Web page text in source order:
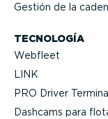
Gestión de la
TECNOLOGÍA
Webfleet
LINK
PRO Driver
Dashcams para